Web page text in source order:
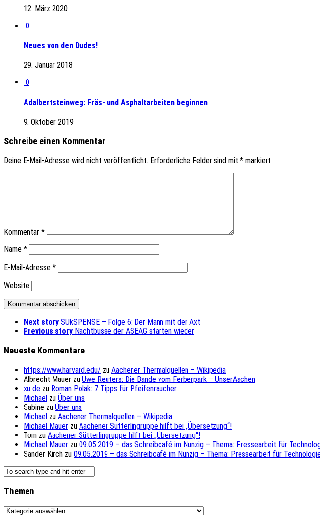
12. März 2020
0
Neues von den Dudes!
29. Januar 2018
0
Adalbertsteinweg: Fräs- und Asphaltarbeiten beginnen
9. Oktober 2019
Schreibe einen Kommentar
Deine E-Mail-Adresse wird nicht veröffentlicht. Erforderliche Felder sind mit * markiert
Kommentar *
Name *
E-Mail-Adresse *
Website
Next story SUkSPENSE – Folge 6: Der Mann mit der Axt
Previous story Nachtbusse der ASEAG starten wieder
Neueste Kommentare
https://www.harvard.edu/ zu Aachener Thermalquellen – Wikipedia
Albrecht Mauer zu Uwe Reuters: Die Bande vom Ferberpark – UnserAachen
xu de zu Roman Polak: 7 Tipps für Pfeifenraucher
Michael zu Über uns
Sabine zu Über uns
Michael zu Aachener Thermalquellen – Wikipedia
Michael Mauer zu Aachener Sütterlingruppe hilft bei „Übersetzung“!
Tom zu Aachener Sütterlingruppe hilft bei „Übersetzung“!
Michael Mauer zu 09.05.2019 – das Schreibcafé im Nunzig – Thema: Pressearbeit für
Sander Kirch zu 09.05.2019 – das Schreibcafé im Nunzig – Thema: Pressearbeit für
Themen
Themen